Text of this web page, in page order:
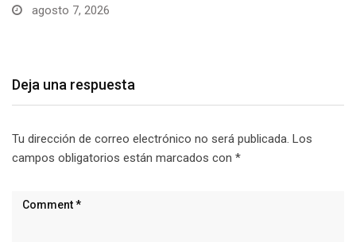
Deja una respuesta
Tu dirección de correo electrónico no será publicada. Los
campos obligatorios están marcados con *